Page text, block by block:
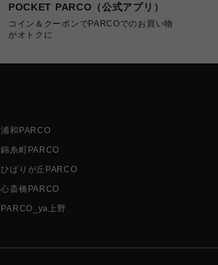
POCKET PARCO（公式アプリ）
コイン＆クーポンでPARCOでのお買い物
がオトクに
浦和PARCO
錦糸町PARCO
ひばりが丘PARCO
心斎橋PARCO
PARCO_ya上野